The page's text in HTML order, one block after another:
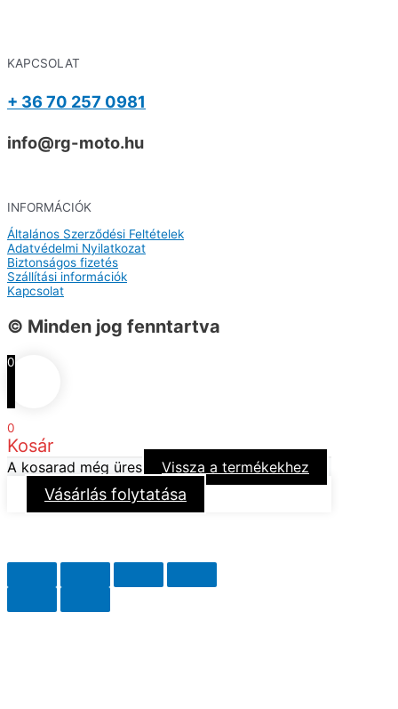
KAPCSOLAT
+ 36 70 257 0981
info@rg-moto.hu
INFORMÁCIÓK
Általános Szerződési Feltételek
Adatvédelmi Nyilatkozat
Biztonságos fizetés
Szállítási információk
Kapcsolat
© Minden jog fenntartva
0
0
Kosár
A kosarad még üres Vissza a termékekhez
Vásárlás folytatása